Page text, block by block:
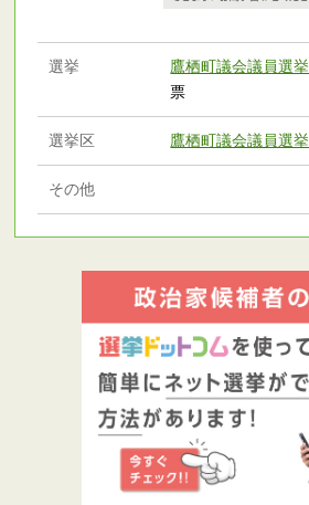
選挙 鷹栖町議会議員選挙
票
選挙区 鷹栖町議会議員選挙
その他